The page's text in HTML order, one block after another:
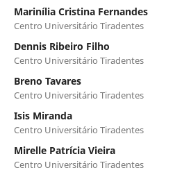
Marinília Cristina Fernandes
Centro Universitário Tiradentes
Dennis Ribeiro Filho
Centro Universitário Tiradentes
Breno Tavares
Centro Universitário Tiradentes
Isis Miranda
Centro Universitário Tiradentes
Mirelle Patrícia Vieira
Centro Universitário Tiradentes